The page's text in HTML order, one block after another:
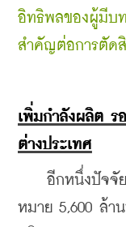
อิทธิพลของผู้มีบ
สำคัญต่อการตัด
เพิ่มกำลังผลิต ร
ต่างประเทศ
อีกหนึ่งปัจจัยส
หมาย 5,600 ล้า